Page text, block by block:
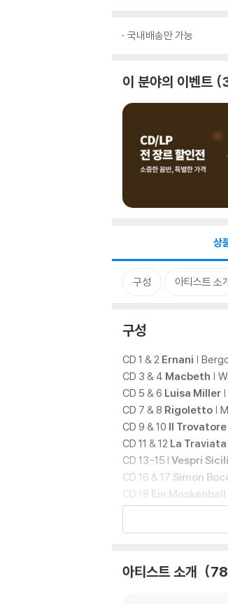
국내배송만 가능
이 분야의 이벤트
상
구성 아티스트 소
구성
CD 1 & 2 Ernani |
CD 3 & 4 Macbeth |
CD 5 & 6 Luisa Miller
CD 7 & 8 Rigoletto |
CD 9 & 10 Il Trovatore
CD 11 & 12 La Traviata
CD 13-15 I Vespri
CD 16 & 17 Simon
CD 18 Ein Maskenball
CD 19Don Carlo|
| Milanov
CD 23Montserrat
아티스트 소개 78